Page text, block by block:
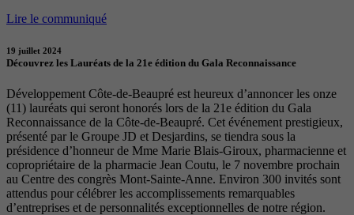
Lire le communiqué
19 juillet 2024
Découvrez les Lauréats de la 21e édition du Gala Reconnaissance
Développement Côte-de-Beaupré est heureux d’annoncer les onze
(11) lauréats qui seront honorés lors de la 21e édition du Gala
Reconnaissance de la Côte-de-Beaupré. Cet événement prestigieux,
présenté par le Groupe JD et Desjardins, se tiendra sous la
présidence d’honneur de Mme Marie Blais-Giroux, pharmacienne et
copropriétaire de la pharmacie Jean Coutu, le 7 novembre prochain
au Centre des congrès Mont-Sainte-Anne. Environ 300 invités sont
attendus pour célébrer les accomplissements remarquables
d’entreprises et de personnalités exceptionnelles de notre région.